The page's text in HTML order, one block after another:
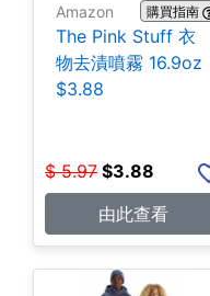
Amazon 購買指南
The Pink Stuff 衣
物去漬噴霧 16.9oz
$3.88
$ 5.97 $3.88
由此查看